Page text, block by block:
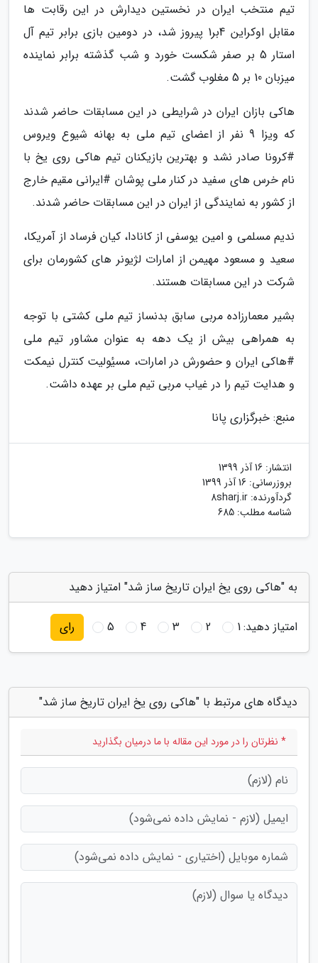
تیم منتخب ایران در نخستین دیدارش در این رقابت ها
مقابل اوکراین 4بر1 پیروز شد، در دومین بازی برابر تیم آل
استار 5 بر صفر شکست خورد و شب گذشته برابر نماینده
میزبان 10 بر 5 مغلوب گشت.
هاکی بازان ایران در شرایطی در این مسابقات حاضر شدند
که ویزا 9 نفر از اعضای تیم ملی به بهانه شیوع ویروس
#کرونا صادر نشد و بهترین بازیکنان تیم هاکی روی یخ با
نام خرس های سفید در کنار ملی پوشان #ایرانی مقیم خارج
از کشور به نمایندگی از ایران در این مسابقات حاضر شدند.
ندیم مسلمی و امین یوسفی از کانادا، کیان فرساد از آمریکا،
سعید و مسعود مهیمن از امارات لژیونر های کشورمان برای
شرکت در این مسابقات هستند.
بشیر معمارزاده مربی سابق بدنساز تیم ملی کشتی با توجه
به همراهی بیش از یک دهه به عنوان مشاور تیم ملی
#هاکی ایران و حضورش در امارات، مسیٔولیت کنترل نیمکت
و هدایت تیم را در غیاب مربی تیم ملی بر عهده داشت.
منبع: خبرگزاری پانا
انتشار: 16 آذر 1399
بروزرسانی: 16 آذر 1399
گردآورنده: 8sharj.ir
شناسه مطلب: 685
به "هاکی روی یخ ایران تاریخ ساز شد" امتیاز دهید
امتیاز دهید:1
2
3
4
5 رای
دیدگاه های مرتبط با "هاکی روی یخ ایران تاریخ ساز شد"
* نظرتان را در مورد این مقاله با ما درمیان بگذارید